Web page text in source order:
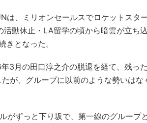
は、ミリオンセールスでロケットスタ
動休止・LA留学の頃から暗雲が立ち込
きとなった。
3月の田口淳之介の脱退を経て、残っ
が、グループに以前のような勢いはな
がずっと下り坂で、第一線のグループ